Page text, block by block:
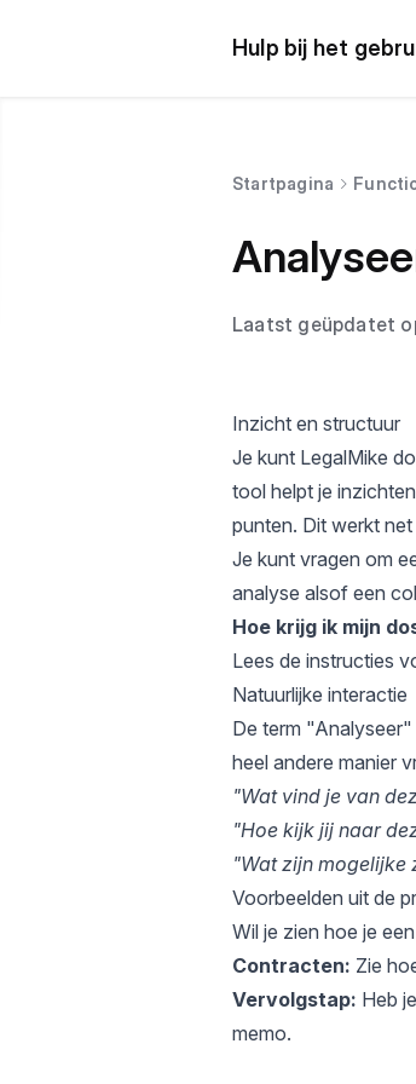
Hulp bij het
Startpagina
Laatst geüpdatet
Inzicht en structuur
Je kunt LegalMike
tool helpt je
punten. Dit werkt
Je kunt vragen om
analyse alsof een
Hoe krijg ik mijn
Lees de instructies
Natuurlijke interactie
De term
heel andere manier
"Wat vind je van
"Hoe kijk jij naar
"Wat zijn mogelijke
Voorbeelden uit de
Wil je zien hoe je
Contracten: Zie
Vervolgstap: Heb
memo.